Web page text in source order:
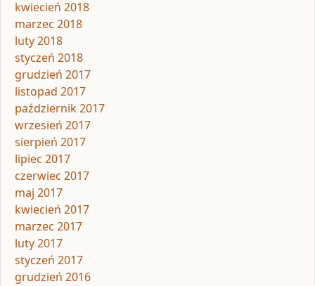
kwiecień 2018
marzec 2018
luty 2018
styczeń 2018
grudzień 2017
listopad 2017
październik 2017
wrzesień 2017
sierpień 2017
lipiec 2017
czerwiec 2017
maj 2017
kwiecień 2017
marzec 2017
luty 2017
styczeń 2017
grudzień 2016